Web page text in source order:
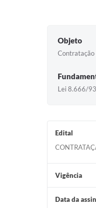
Objeto
Contratação
Lei 8.666/
Edital
Vigência
Data da